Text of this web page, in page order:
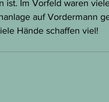
ist. Im Vorfeld waren
auf Vordermann
Hände schaffen viel!